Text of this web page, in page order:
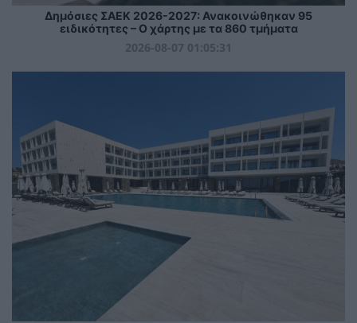
Δημόσιες ΣΑΕΚ 2026-2027: Ανακοινώθηκαν 95
ειδικότητες – Ο χάρτης με τα 860 τμήματα
2026-08-07 01:05:31